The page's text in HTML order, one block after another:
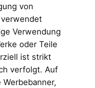
von
Verwendung
oder Teile
ist strikt
verfolgt. Auf